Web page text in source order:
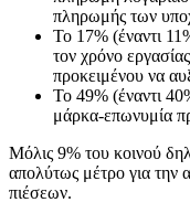
πληρωμής των
Το 17% (έναντι
τον χρόνο
προκειμένου να
Το 49% (έναντι
μάρκα-επωνυμία
Μόλις 9% του κοινού
απολύτως μέτρο για την
πιέσεων.